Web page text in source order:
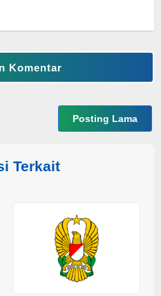
Komentar
Posting Lama
Terkait